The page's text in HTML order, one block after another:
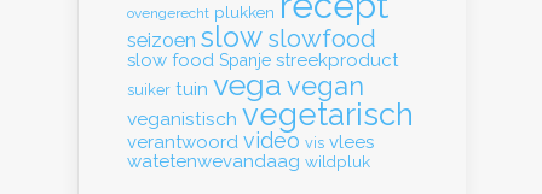
ovengerecht plukken
seizoen slow slowfood
slow food Spanje streekproduct
suiker tuin vega vegan
veganistisch vegetarisch
verantwoord video vis vlees
watetenwevandaag wildpluk